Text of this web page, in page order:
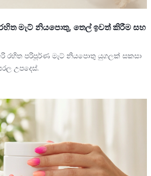
රහිත මැට් නියපොතු, තෙල් ඉවත් කිරීම සහ
රහිත පරිපූර්ණ මැට් නියපොතු යුගලක් සකසා
උපදෙස්.